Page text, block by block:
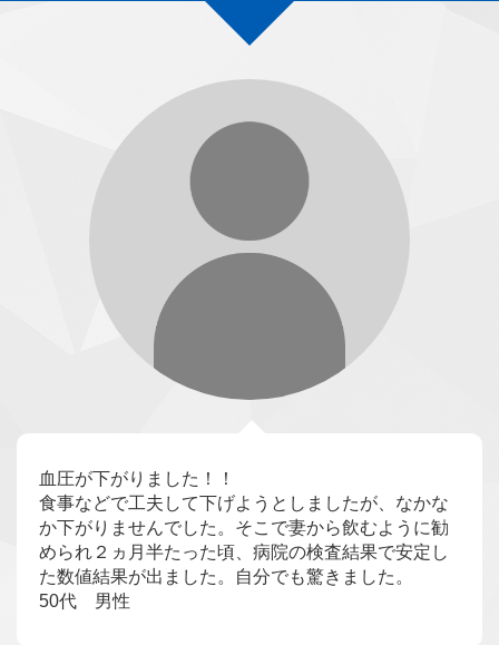
血圧が下がりました！！
食事などで工夫して下げようとしましたが、なかな
か下がりませんでした。そこで妻から飲むように勧
められ２ヵ月半たった頃、病院の検査結果で安定し
た数値結果が出ました。自分でも驚きました。
50代 男性